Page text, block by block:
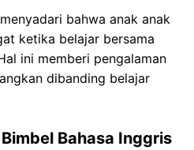
bahwa anak anak
ketika belajar bersama
ini memberi pengalaman
dibanding belajar
Bahasa Inggris